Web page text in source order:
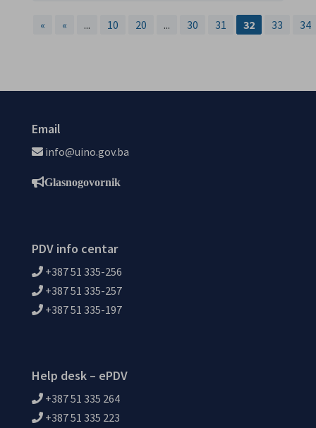
« « ... 10 20 ... 30 31 32 33 34
Email
info@uino.gov.ba
Glasnogovornik
PDV info centar
+387 51 335-256
+387 51 335-257
+387 51 335-197
Help desk – ePDV
+387 51 335 264
+387 51 335 223